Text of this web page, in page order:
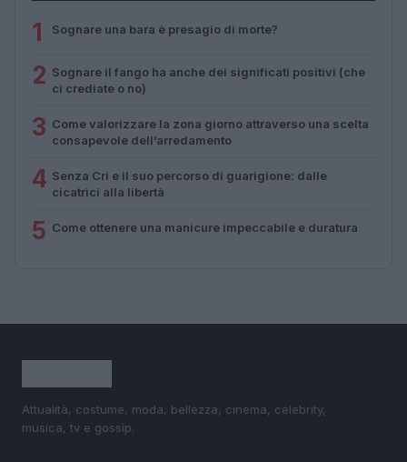
1 Sognare una bara è presagio di morte?
2 Sognare il fango ha anche dei significati positivi (che
ci crediate o no)
3 Come valorizzare la zona giorno attraverso una scelta
consapevole dell’arredamento
4 Senza Cri e il suo percorso di guarigione: dalle
cicatrici alla libertà
5 Come ottenere una manicure impeccabile e duratura
Attualità, costume, moda, bellezza, cinema, celebrity,
musica, tv e gossip.